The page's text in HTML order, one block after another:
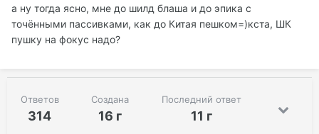
а ну тогда ясно, мне до шилд блаша и до эпика с
точёнными пассивками, как до Китая пешком=)кста, ШК
пушку на фокус надо?
Ответов
314
Создана
16 г
Последний ответ
11 г